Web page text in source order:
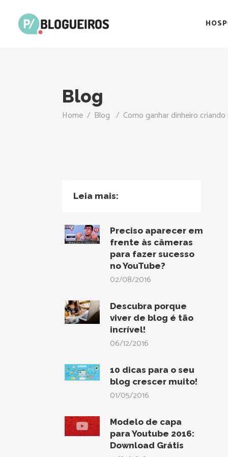
Blog
Home / Blog / Como ganhar dinheiro
Leia mais:
Preciso aparecer em
frente às câmeras
para fazer sucesso
no YouTube?
02/08/2016
Descubra porque
viver de blog é tão
incrível!
06/12/2016
10 dicas para o seu
blog crescer muito!
01/05/2016
Modelo de capa
para Youtube 2016:
Download Grátis